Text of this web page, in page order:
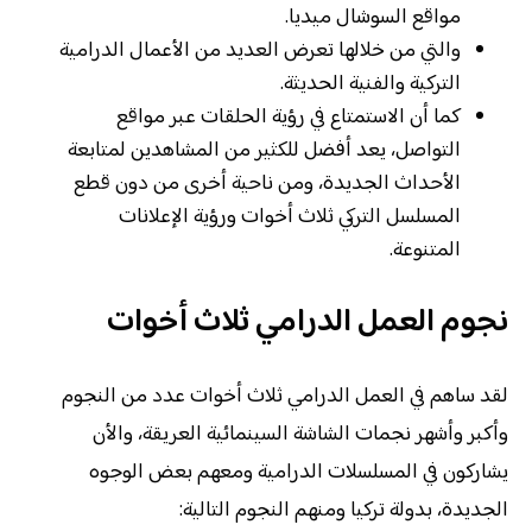
مواقع السوشال ميديا.
والتي من خلالها تعرض العديد من الأعمال الدرامية
التركية والفنية الحديثة.
كما أن الاستمتاع في رؤية الحلقات عبر مواقع
التواصل، يعد أفضل للكثير من المشاهدين لمتابعة
الأحداث الجديدة، ومن ناحية أخرى من دون قطع
المسلسل التركي ثلاث أخوات ورؤية الإعلانات
المتنوعة.
نجوم العمل الدرامي ثلاث أخوات
لقد ساهم في العمل الدرامي ثلاث أخوات عدد من النجوم
وأكبر وأشهر نجمات الشاشة السينمائية العريقة، والأن
يشاركون في المسلسلات الدرامية ومعهم بعض الوجوه
الجديدة، بدولة تركيا ومنهم النجوم التالية: